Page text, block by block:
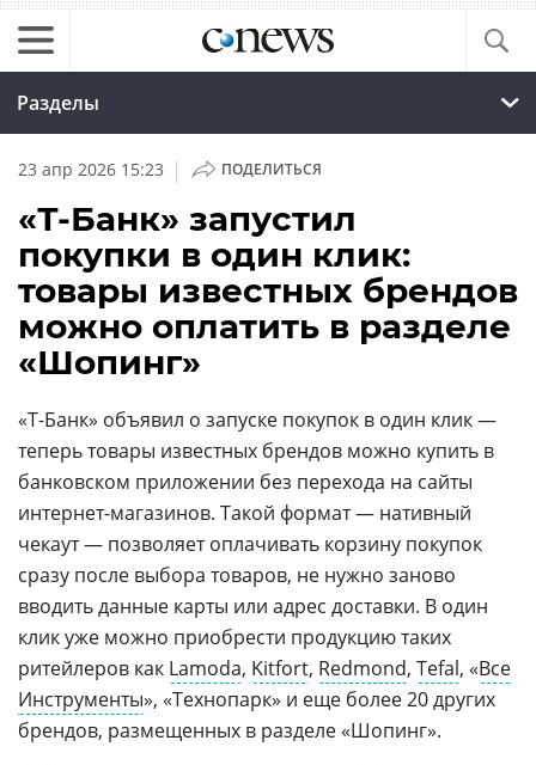
Разделы
23 апр 2026 15:23 | ПОДЕЛИТЬСЯ
«Т-Банк» запустил
покупки в один клик:
товары известных брендов
можно оплатить в разделе
«Шопинг»
«Т-Банк» объявил о запуске покупок в один клик —
теперь товары известных брендов можно купить в
банковском приложении без перехода на сайты
интернет-магазинов. Такой формат — нативный
чекаут — позволяет оплачивать корзину покупок
сразу после выбора товаров, не нужно заново
вводить данные карты или адрес доставки. В один
клик уже можно приобрести продукцию таких
ритейлеров как Lamoda, Kitfort, Redmond, Tefal, «Все
Инструменты», «Технопарк» и еще более 20 других
брендов, размещенных в разделе «Шопинг».